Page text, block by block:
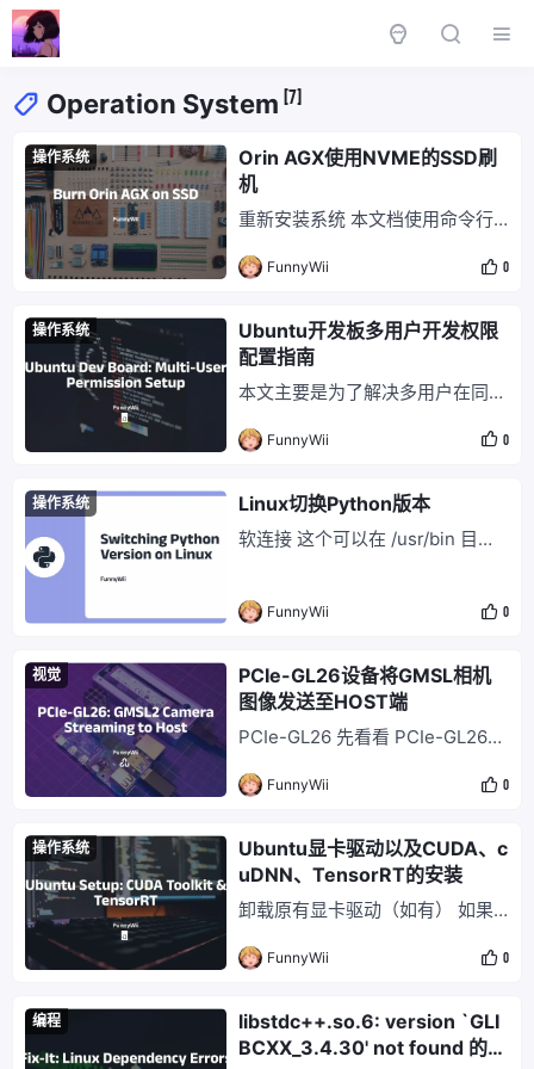
Operation System [7]
操作系统
Orin AGX使用NVME的SSD刷
机
重新安装系统 本文档使用命令行
k Start — NVIDIA Jetson Linux
地址，L4T 版本为 36.4.4，需下
载 Driver Package (BSP)和 Sam
FunnyWii 0
操作系统
Ubuntu开发板多用户开发权限
配置指南
本文主要是为了解决多用户在同一
b 等 SSH key 混乱的问题。 Linu
sudo su # 创建用户 wfy（会自动
创建 home 目录） adduser wfy
# 系统会提示设置密码，输入 1
FunnyWii 0
操作系统 Linux切换Python版本
软连接 这个可以在 /usr/bin 目录
buntu:/usr/bin$ ls python* pyth
y
FunnyWii 0
视觉
PCIe-GL26设备将GMSL相机
图像发送至HOST端
PCIe-GL26 先看看 PCIe-GL26
个自带 Jetson Xavier 系统，且带
卡。 GMSL2 是 Gigabit Multime
dia Serial Link 2，注意这个和 GI
FunnyWii 0
操作系统
Ubuntu显卡驱动以及CUDA、c
uDNN、TensorRT的安装
卸载原有显卡驱动（如有） 如果
新的显卡驱动可能会报错。建议先
及版本安装情况 ls /usr/src | grep
nvidia # 进入安装目录，用驱动自
FunnyWii 0
编程
libstdc++.so.6: version `GLI
BCXX_3.4.30' not found 的几